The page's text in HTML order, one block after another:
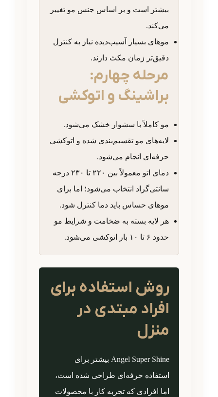
بیشتر است و بر اساس جنس مو تغییر
می‌کند.
موهای بسیار آسیب‌دیده نیاز به کنترل
دقیق‌تر زمان مکث دارند.
مرحله چهارم:
براشینگ و اتوکشی
مو کاملاً با سشوار خشک می‌شود.
لایه‌های مو تقسیم‌بندی شده و اتوکشی
حرفه‌ای انجام می‌شود.
دمای اتو معمولاً بین ۲۲۰ تا ۲۳۰ درجه
سانتی‌گراد انتخاب می‌شود؛ اما برای
موهای حساس باید دما کنترل شود.
هر لایه بسته به ضخامت و شرایط مو
حدود ۶ تا ۱۰ بار اتوکشی می‌شود.
روش استفاده برای
افراد مبتدی در
منزل
Angel Super Shine بیشتر برای
استفاده حرفه‌ای طراحی شده است،
اما افرادی که تجربه کار با محصولات